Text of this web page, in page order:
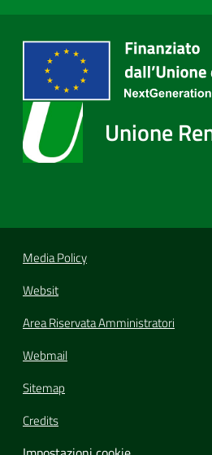
Unione
Media Policy
Websit
Area Riservata Amministratori
Webmail
Sitemap
Credits